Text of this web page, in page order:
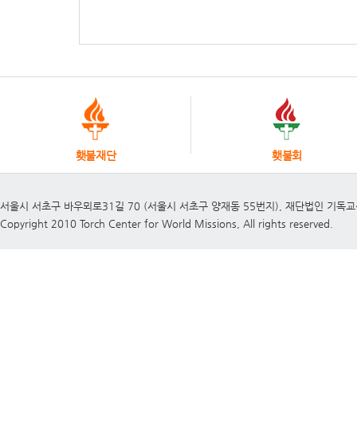
횃불재단 횃불회
서울시 서초구 바우뫼로31길 70 (서울시 서초구 양재동 55번지), 재단법인
Copyright 2010 Torch Center for World Missions, All rights reserved.